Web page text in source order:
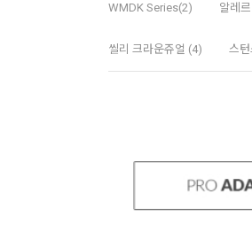
WMDK Series(2) 알레
씰리 크라운쥬얼 (4) 스